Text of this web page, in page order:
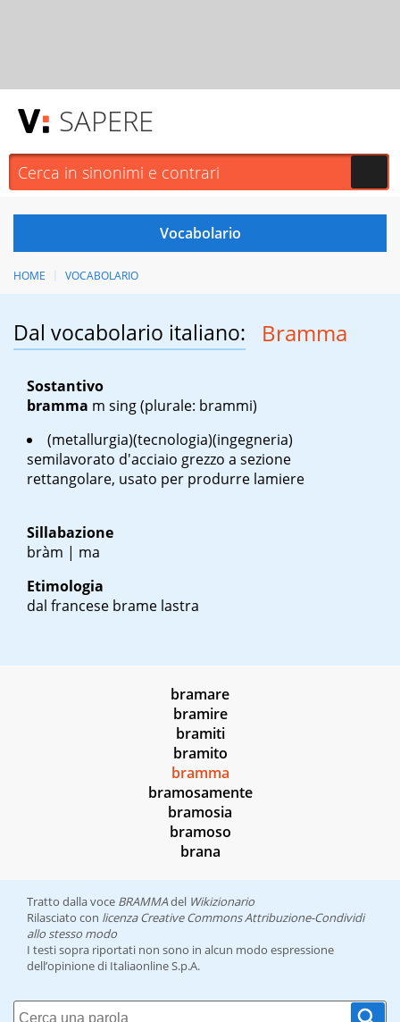
SAPERE
HOME VOCABOLARIO
Dal vocabolario italiano: Bramma
Sostantivo
bramma m sing(plurale: brammi)
(metallurgia)(tecnologia)(ingegneria)
semilavorato d'acciaio grezzo a sezione
rettangolare, usato per produrre lamiere
Sillabazione
bràm | ma
Etimologia
dal francese brame lastra
bramare
bramire
bramiti
bramito
bramma
bramosamente
bramosia
bramoso
brana
Tratto dalla voce BRAMMAdel Wikizionario
Rilasciato con licenza Creative Commons Attribuzione-Condividi
allo stesso modo
I testi sopra riportati non sono in alcun modo espressione
dell’opinione di Italiaonline S.p.A.